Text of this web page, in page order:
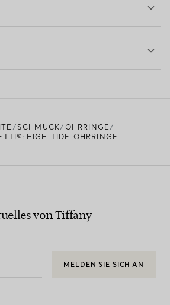
SCHMUCK
OHRRINGE
TIDE OHRRINGE
von Tiffany
MELDEN SIE SICH AN